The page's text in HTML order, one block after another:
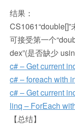
结果：
可接受第一个
dex”(是否缺少
c# – Get current
c# – foreach with
c# – Get current
linq – ForEach
【总结】